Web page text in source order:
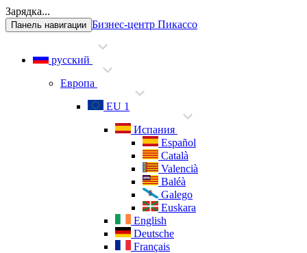
Зарядка...
Панель навигации Бизнес-центр Пикассо
русский
Европа
EU 1
Испания
Español
Català
Valencià
Baléà
Galego
Euskara
English
Deutsche
Français